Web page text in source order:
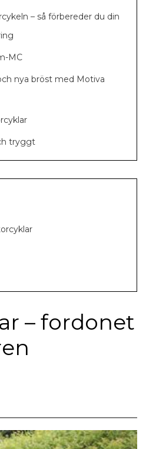
– så förbereder du din
MC
nya bröst med Motiva
tryggt
– fordonet